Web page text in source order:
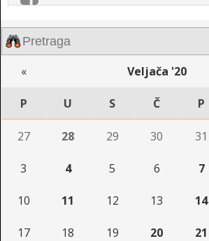
« Veljača '20
P U S Č P
27 28 29 30 31
3 4 5 6 7
10 11 12 13 14
17 18 19 20 21